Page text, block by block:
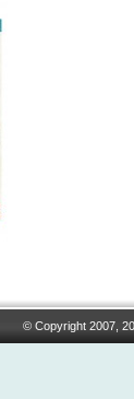
© Copyright 2007,